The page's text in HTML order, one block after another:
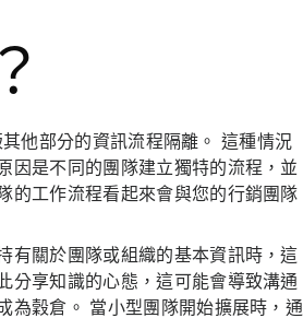
他部分的資訊流程隔離。 這種情況
因是不同的團隊建立獨特的流程，並
的工作流程看起來會與您的行銷團隊
有關於團隊或組織的基本資訊時，這
分享知識的心態，這可能會導致溝通
為穀倉。 當小型團隊開始擴展時，通